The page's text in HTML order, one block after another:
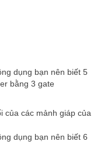
bằng 3 gate
của các mảnh giáp của